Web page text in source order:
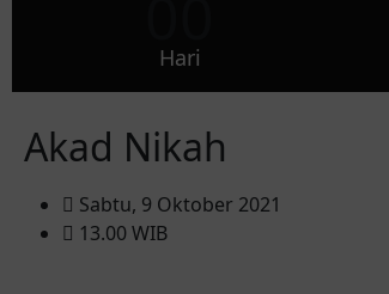
Hari
Akad Nikah
Sabtu, 9 Oktober 2021
13.00 WIB